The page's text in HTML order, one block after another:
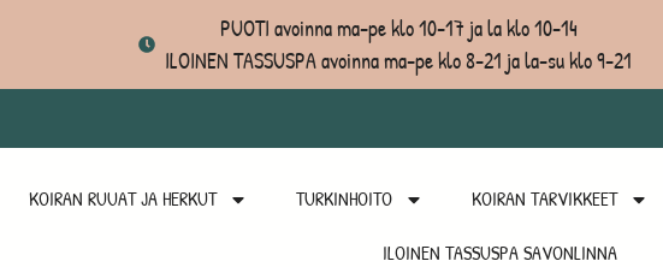
PUOTI avoinna ma-pe klo 10-17 ja la klo 10-14
ILOINEN TASSUSPA avoinna ma-pe klo 8-21 ja la-su klo 9-21
KOIRAN RUUAT JA HERKUT TURKINHOITO KOIRAN TARVIKKEET
ILOINEN TASSUSPA SAVONLINNA